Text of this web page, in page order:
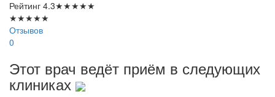
Рейтинг 4.3★★★★★
★★★★★
Отзывов
0
Этот врач ведёт приём в следующих
клиниках